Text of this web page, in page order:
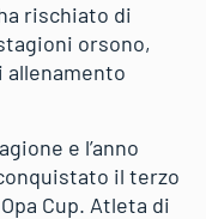
rischiato di
orsono,
allenamento
e l’anno
il terzo
Cup. Atleta di